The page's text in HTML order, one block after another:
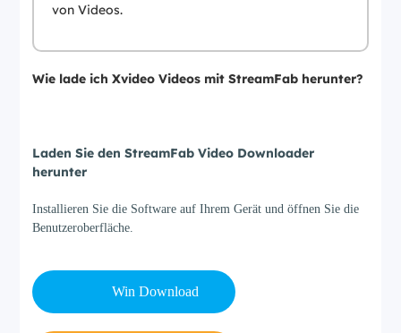
von Videos.
Wie lade ich Xvideo Videos mit StreamFab herunter?
Laden Sie den StreamFab Video Downloader
herunter
Installieren Sie die Software auf Ihrem Gerät und öffnen Sie die
Benutzeroberfläche.
Win Download